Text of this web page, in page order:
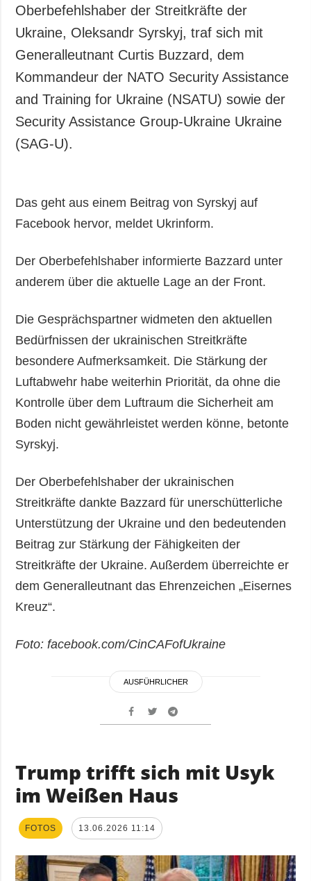
Oberbefehlshaber der Streitkräfte der
Ukraine, Oleksandr Syrskyj, traf sich mit
Generalleutnant Curtis Buzzard, dem
Kommandeur der NATO Security Assistance
and Training for Ukraine (NSATU) sowie der
Security Assistance Group-Ukraine Ukraine
(SAG-U).
Das geht aus einem Beitrag von Syrskyj auf
Facebook hervor, meldet Ukrinform.
Der Oberbefehlshaber informierte Bazzard unter
anderem über die aktuelle Lage an der Front.
Die Gesprächspartner widmeten den aktuellen
Bedürfnissen der ukrainischen Streitkräfte
besondere Aufmerksamkeit. Die Stärkung der
Luftabwehr habe weiterhin Priorität, da ohne die
Kontrolle über dem Luftraum die Sicherheit am
Boden nicht gewährleistet werden könne, betonte
Syrskyj.
Der Oberbefehlshaber der ukrainischen
Streitkräfte dankte Bazzard für unerschütterliche
Unterstützung der Ukraine und den bedeutenden
Beitrag zur Stärkung der Fähigkeiten der
Streitkräfte der Ukraine. Außerdem überreichte er
dem Generalleutnant das Ehrenzeichen „Eisernes
Kreuz“.
Foto: facebook.com/CinCAFofUkraine
AUSFÜHRLICHER
Trump trifft sich mit Usyk
im Weißen Haus
FOTOS 13.06.2026 11:14